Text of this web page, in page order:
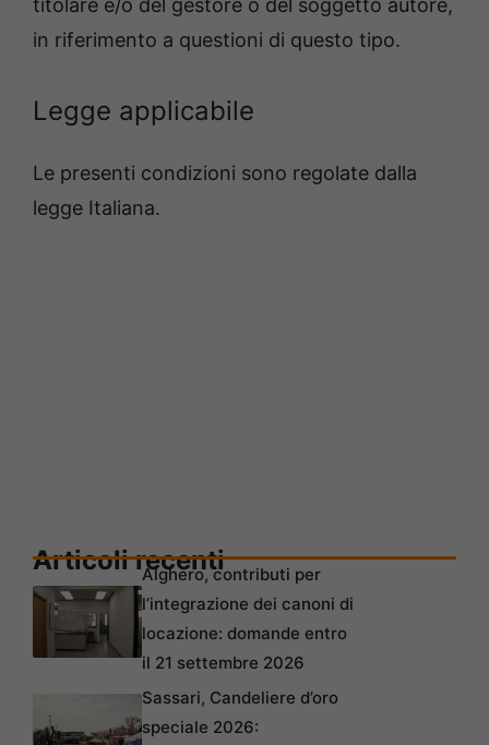
titolare e/o del gestore o del soggetto autore,
in riferimento a questioni di questo tipo.
Legge applicabile
Le presenti condizioni sono regolate dalla
legge Italiana.
Articoli recentiAlghero, contributi per
l’integrazione dei canoni di
locazione: domande entro
il 21 settembre 2026
Sassari, Candeliere d’oro
speciale 2026: